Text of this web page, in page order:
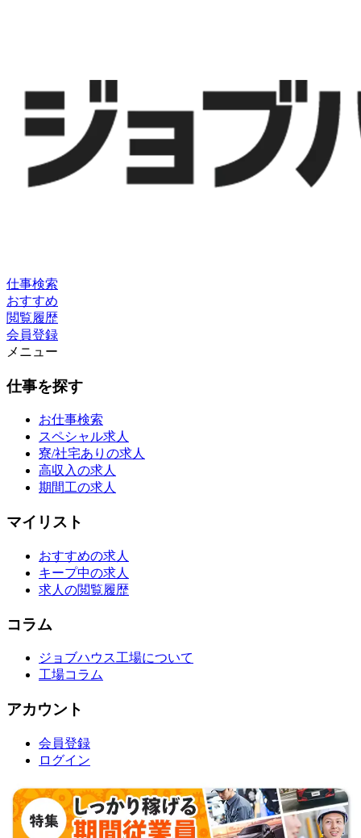
仕事検索
おすすめ
閲覧履歴
会員登録
メニュー
仕事を探す
お仕事検索
スペシャル求人
寮/社宅ありの求人
高収入の求人
期間工の求人
マイリスト
おすすめの求人
キープ中の求人
求人の閲覧履歴
コラム
ジョブハウス工場について
工場コラム
アカウント
会員登録
ログイン